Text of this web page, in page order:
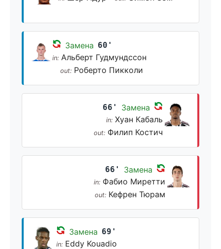
Замена 60'
in: Альберт Гудмундссон
out: Роберто Пикколи
66' Замена
in: Хуан Кабаль
out: Филип Костич
66' Замена
in: Фабио Миретти
out: Кефрен Тюрам
Замена 69'
in: Eddy Kouadio